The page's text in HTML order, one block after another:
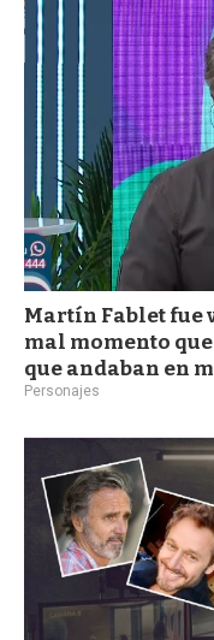
Martín Fablet fue
mal momento
que andaban en
Personajes